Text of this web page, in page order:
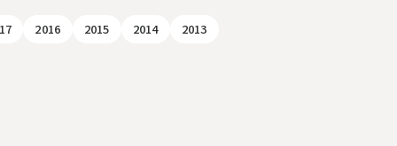
2016 2015 2014
2013